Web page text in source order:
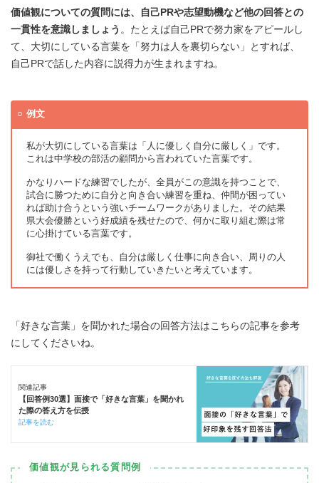
価値観についての質問には、自己PRや志望動機など他の回答との
一貫性を意識しましょう 。たとえば自己PRで努力家をアピールし
て、大切にしている言葉を「努力は人を裏切らない」とすれば、
自己PRで話した内容に説得力が生まれますね。
例文
私が大切にしている言葉は「人に優しく自分に厳しく」です。
これは中学校の部活の顧問から言われていた言葉です。
かなりハードな練習でしたが、全員がこの意識を持つことで、
試合に勝つために自分と向き合い練習を重ね、仲間が困ってい
れば助け合うという強いチームワークがありました。その結果
県大会優勝という好成績を残せたので、何かに取り組む際は常
に心掛けている言葉です。
御社で働くうえでも、自分は厳しく仕事に向き合い、周りの人
には優しさを持って行動していきたいと考えています。
「好きな言葉」を聞かれた場合の回答方法はこちらの記事を参考
にしてくださいね。
関連記事
【回答例30選】面接で「好きな言葉」を聞かれ
た際の答え方を伝授
記事を読む
価値観が見られる質問例